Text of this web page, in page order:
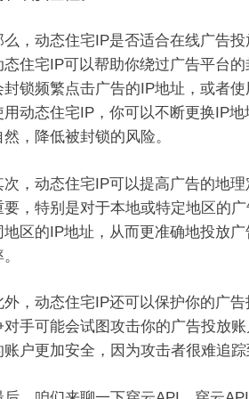
动态住宅IP是否适合在线广告投
态住宅IP可以帮助你绕过广告平台
封锁频繁点击广告的IP地址，或者
用动态住宅IP，你可以不断更换IP
，降低被封锁的风险。
动态住宅IP可以提高广告的地理
要，特别是对于本地或特定地区的
地区的IP地址，从而更准确地投放
动态住宅IP还可以保护你的广告
对手可能会试图攻击你的广告投放
户更加安全，因为攻击者很难追踪